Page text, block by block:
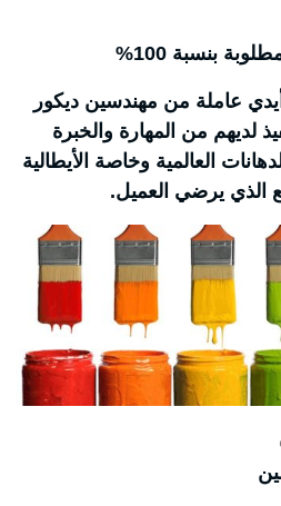
بنسبة 100%
أيدي عاملة من مهندسين ديكور
لديهم من المهارة والخبرة
الدهانات العالمية وخاصة الأيطالية
الذي يرضي العميل.